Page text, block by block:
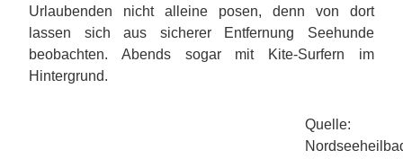
Urlaubenden nicht alleine posen, denn von dort
lassen sich aus sicherer Entfernung Seehunde
beobachten. Abends sogar mit Kite-Surfern im
Hintergrund.
Quelle: